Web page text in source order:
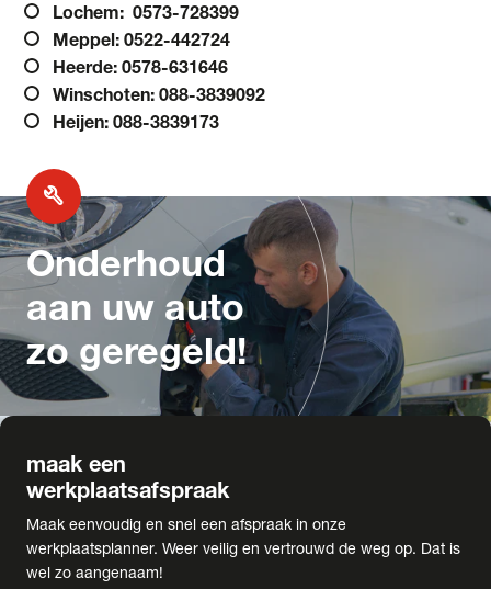
Lochem: 0573-728399
Meppel: 0522-442724
Heerde: 0578-631646
Winschoten: 088-3839092
Heijen: 088-3839173
build
Onderhoud
aan uw auto
zo geregeld!
maak een
werkplaatsafspraak
Maak eenvoudig en snel een afspraak in onze
werkplaatsplanner. Weer veilig en vertrouwd de weg op. Dat is
wel zo aangenaam!